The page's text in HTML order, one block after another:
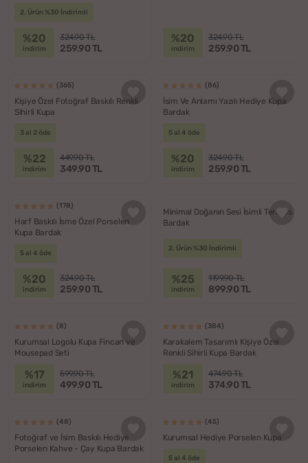
2. Ürün %30 İndirimli
%20
indirim
324.90 TL
259.90 TL
%20
indirim
324.90 TL
259.90 TL
(365)
Kişiye Özel Fotoğraf Baskılı Renkli
Sihirli Kupa
3 al 2 öde
%22
indirim
449.90 TL
349.90 TL
(86)
İsim Ve Anlamı Yazılı Hediye Kupa
Bardak
5 al 4 öde
%20
indirim
324.90 TL
259.90 TL
(178)
Harf Baskılı İsme Özel Porselen
Kupa Bardak
5 al 4 öde
%20
indirim
324.90 TL
259.90 TL
Minimal Doğanın Sesi İsimli Termos
Bardak
2. Ürün %30 İndirimli
%25
indirim
1199.90 TL
899.90 TL
(8)
Kurumsal Logolu Kupa Fincan ve
Mousepad Seti
%17
indirim
599.90 TL
499.90 TL
(384)
Karakalem Tasarımlı Kişiye Özel
Renkli Sihirli Kupa Bardak
%21
indirim
474.90 TL
374.90 TL
(48)
Fotoğraf ve İsim Baskılı Hediye
Porselen Kahve - Çay Kupa Bardak
(45)
Kurumsal Hediye Porselen Kupa
5 al 4 öde